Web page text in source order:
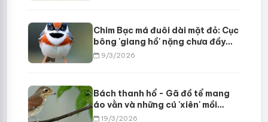
Chim Bạc má đuôi dài mặt đỏ: Cục
bông 'giang hồ' nặng chưa đầy
mười gram?
9/3/2026
Bách thanh hổ - Gã đồ tể mang
áo vằn và những cú 'xiên' mồi
đáng sợ?
19/3/2026